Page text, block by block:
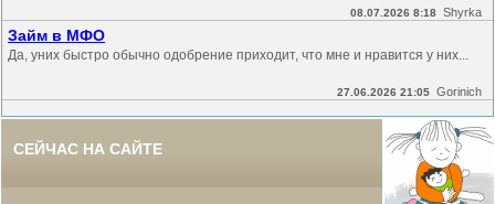
08.07.2026 8:18 Shyrka
Займ в МФО
Да, уних быстро обычно одобрение приходит, что мне и нравится у них...
27.06.2026 21:05 Gorinich
СЕЙЧАС НА САЙТЕ